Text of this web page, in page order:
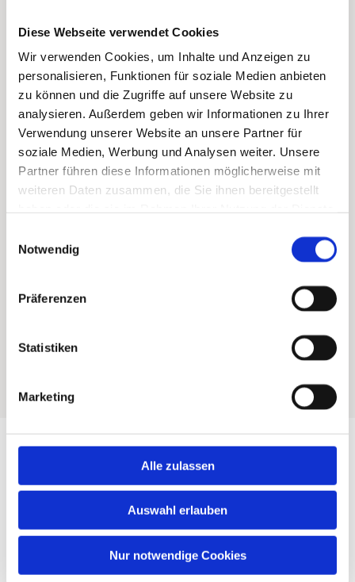
Diese Webseite verwendet Cookies
Wir verwenden Cookies, um Inhalte und Anzeigen zu
personalisieren, Funktionen für soziale Medien anbieten
zu können und die Zugriffe auf unsere Website zu
analysieren. Außerdem geben wir Informationen zu Ihrer
Verwendung unserer Website an unsere Partner für
soziale Medien, Werbung und Analysen weiter. Unsere
Partner führen diese Informationen möglicherweise mit
weiteren Daten zusammen, die Sie ihnen bereitgestellt
Notwendig
Präferenzen
Statistiken
Marketing
Alle zulassen
Auswahl erlauben
Nur notwendige Cookies
Bitte akzeptieren Sie Marketing-Cookies, um
Düsseldorf-Bilk, Friedensplätzchen
Obsthof
Obst wird seit Generationen hier auf dem St. Töniser Obsthof
am Niederrhein bei Krefeld angebaut. Wir prägen mit
...